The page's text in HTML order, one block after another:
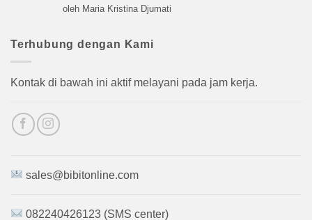
Dinilai5
oleh Maria Kristina Djumati
Terhubung dengan Kami
Kontak di bawah ini aktif melayani pada jam kerja.
sales@bibitonline.com
082240426123 (SMS center)